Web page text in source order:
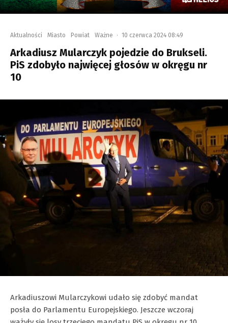
Aktualności Miasto Powiat Ważne · 10 czerwca 2024 08:49
Arkadiusz Mularczyk pojedzie do Brukseli.
PiS zdobyło najwięcej głosów w okręgu nr
10
Arkadiuszowi Mularczykowi udało się zdobyć mandat
posła do Parlamentu Europejskiego. Jeszcze wczoraj